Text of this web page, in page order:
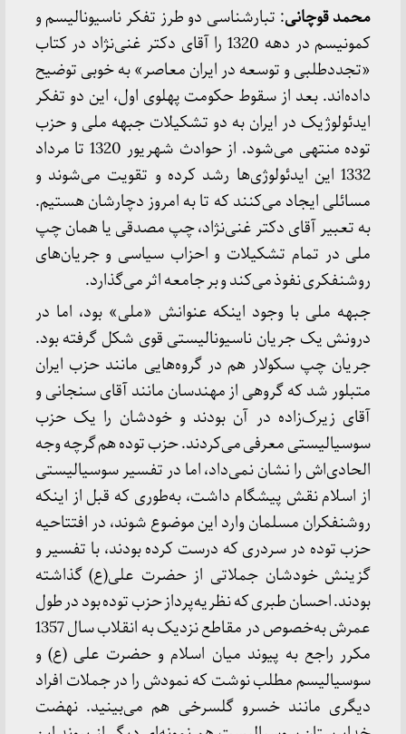
محمد قوچانی: تبارشناسی دو طرز تفکر ناسیونالیسم و
کمونیسم در دهه 1320 را آقای دکتر غنی‌نژاد در کتاب
«تجددطلبی و توسعه در ایران معاصر» به خوبی توضیح
داده‌اند. بعد از سقوط حکومت پهلوی اول، این دو تفکر
ایدئولوژیک در ایران به دو تشکیلات جبهه ملی و حزب
توده منتهی می‌شود. از حوادث شهریور 1320 تا مرداد
1332 این ایدئولوژی‌ها رشد کرده و تقویت می‌شوند و
مسائلی ایجاد می‌کنند که تا به امروز دچارشان هستیم.
به تعبیر آقای دکتر غنی‌نژاد، چپ مصدقی یا همان چپ
ملی در تمام تشکیلات و احزاب سیاسی و جریان‌های
روشنفکری نفوذ می‌کند و بر جامعه اثر می‌گذارد.
جبهه ملی با وجود اینکه عنوانش «ملی» بود، اما در
درونش یک جریان ناسیونالیستی قوی شکل گرفته بود.
جریان چپ سکولار هم در گروه‌هایی مانند حزب ایران
متبلور شد که گروهی از مهندسان مانند آقای سنجانی و
آقای زیرک‌زاده در آن بودند و خودشان را یک حزب
سوسیالیستی معرفی می‌کردند. حزب توده هم گرچه وجه
الحادی‌اش را نشان نمی‌داد،‌ اما در تفسیر سوسیالیستی
از اسلام نقش پیشگام داشت، به‌طوری که قبل از اینکه
روشنفکران مسلمان وارد این موضوع شوند، در افتتاحیه
حزب توده در سردری که درست کرده بودند، با تفسیر و
گزینش خودشان جملاتی از حضرت علی(ع) گذاشته
بودند. احسان طبری که نظریه‌پرداز حزب توده بود در طول
عمرش به‌خصوص در مقاطع نزدیک به انقلاب سال 1357
مکرر راجع به پیوند میان اسلام و حضرت علی (ع) و
سوسیالیسم مطلب نوشت که نمودش را در جملات افراد
دیگری مانند خسرو گلسرخی هم می‌بینید. نهضت